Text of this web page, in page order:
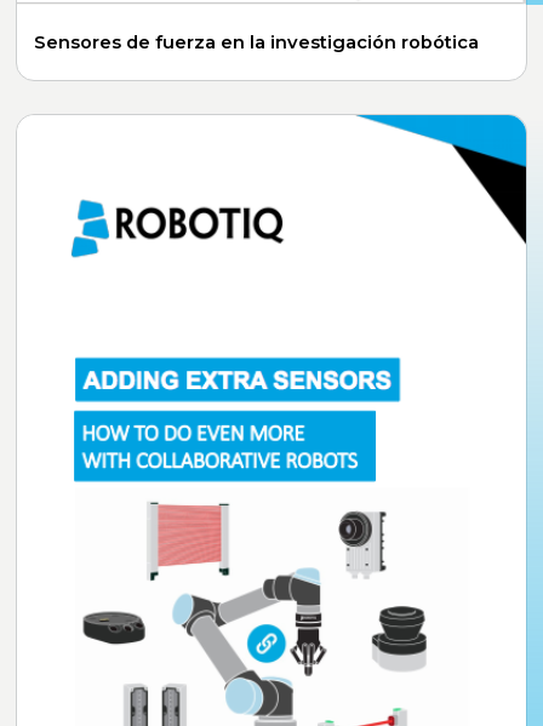
Sensores de fuerza en la investigación robótica